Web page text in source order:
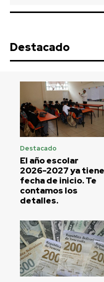
Destacado
Destacado
El año escolar
2026-2027 ya tiene
fecha de inicio. Te
contamos los
detalles.